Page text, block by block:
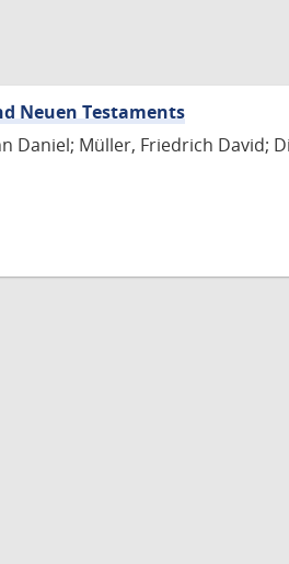
Neuen Testaments
Daniel; Müller, Friedrich David;